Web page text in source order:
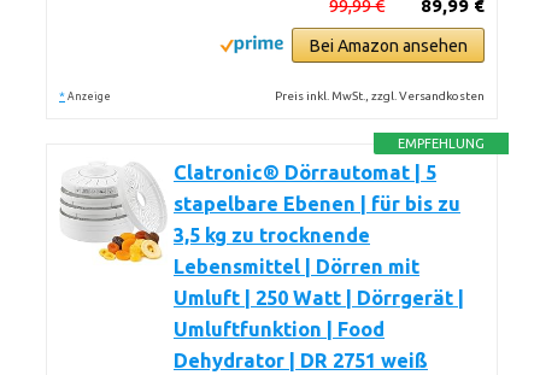
89,99 €
99,99 €
Bei Amazon ansehen
* Anzeige Preis inkl. MwSt., zzgl. Versandkosten
EMPFEHLUNG
Clatronic® Dörrautomat | 5
stapelbare Ebenen | für bis zu
3,5 kg zu trocknende
Lebensmittel | Dörren mit
Umluft | 250 Watt | Dörrgerät |
Umluftfunktion | Food
Dehydrator | DR 2751 weiß